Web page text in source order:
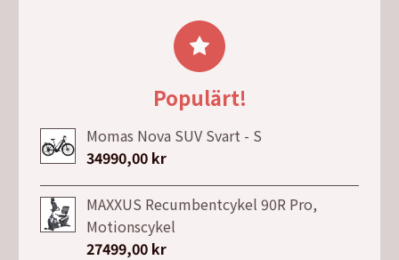
4499,00 kr.
är:
3499,00 kr.
Populärt!
Momas Nova SUV Svart - S
34990,00 kr
MAXXUS Recumbentcykel 90R Pro,
Motionscykel
27499,00 kr